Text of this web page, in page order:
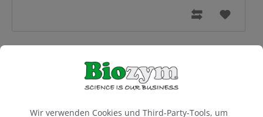
Wir verwenden Cookies und Third-Party-Tools, um